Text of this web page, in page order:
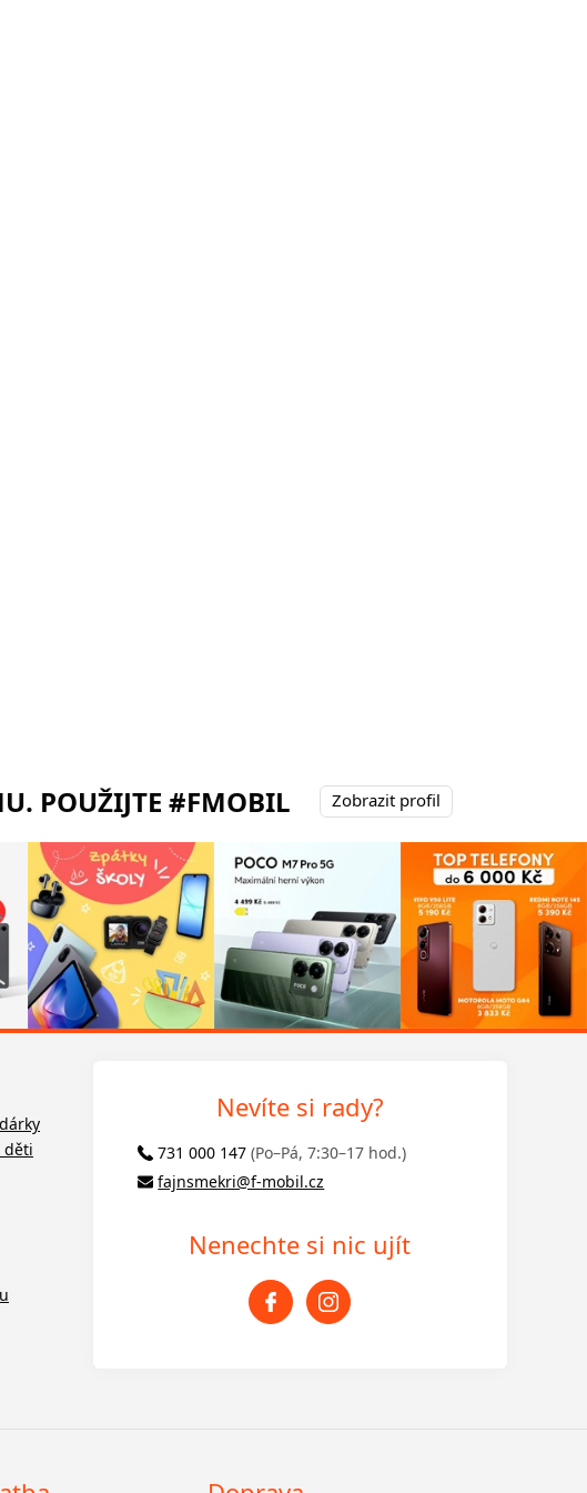
POUŽIJTE #FMOBIL Zobrazit profil
děti
Nevíte si rady?
731 000 147 (Po–Pá, 7:30–17 hod.)
fajnsmekri@f-mobil.cz
Nenechte si nic ujít